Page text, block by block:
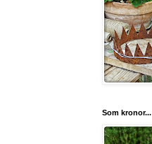
Som kronor...